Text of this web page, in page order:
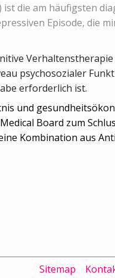
ist die am häufigsten
Episode, die
Verhaltenstherapie
psychosozialer
erforderlich ist.
und
Board zum
Kombination aus
Sitemap